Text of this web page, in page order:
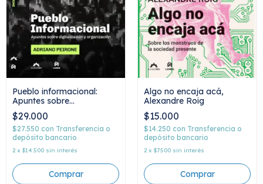
Pueblo informacional:
Apuntes sobre
digitalización y
organización, Adriano
Peirone
$29.000
$27.550 con Transferencia o
depósito bancario
2 x $14.500 sin interés
Algo no encaja acá,
Alexandre Roig
$15.000
$14.250 con Transferencia o
depósito bancario
2 x $7.500 sin interés